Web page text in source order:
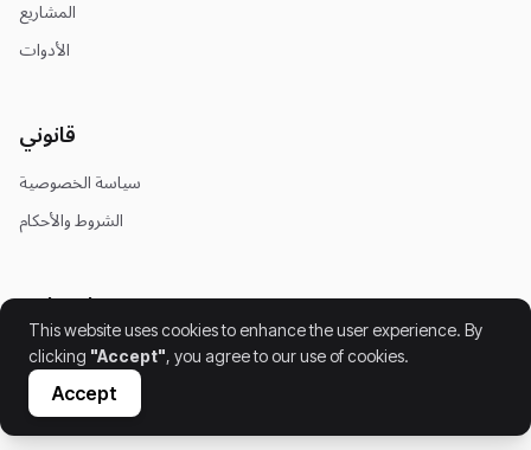
المشاريع
الأدوات
قانوني
سياسة الخصوصية
الشروط والأحكام
اجتماعي
This website uses cookies to enhance the user experience. By
clicking "Accept", you agree to our use of cookies.
Accept